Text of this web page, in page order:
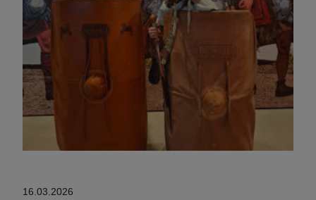
16.03.2026